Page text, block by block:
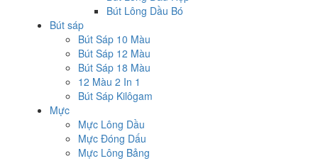
Bút Lông Dầu Bó
Bút sáp
Bút Sáp 10 Màu
Bút Sáp 12 Màu
Bút Sáp 18 Màu
12 Màu 2 In 1
Bút Sáp Kilôgam
Mực
Mực Lông Dầu
Mực Đóng Dấu
Mực Lông Bảng